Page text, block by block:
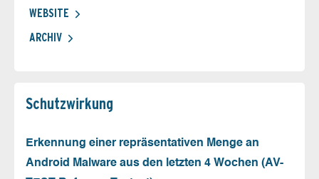
WEBSITE
ARCHIV
Schutz­wirkung
Erkennung einer repräsentativen Menge an
Android Malware aus den letzten 4 Wochen (AV-